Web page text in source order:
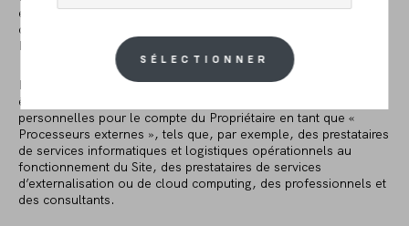
SÉLECTIONNER
exclusivement aux fins indiquées dans la présente Politique de
confidentialité et dans le respect des dispositions de la
Réglementation applicable.
Les données personnelles des Utilisateurs peuvent également
être divulguées à des tiers qui peuvent traiter des données
personnelles pour le compte du Propriétaire en tant que «
Processeurs externes », tels que, par exemple, des prestataires
de services informatiques et logistiques opérationnels au
fonctionnement du Site, des prestataires de services
d’externalisation ou de cloud computing, des professionnels et
des consultants.